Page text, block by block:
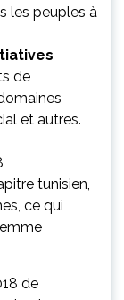
les peuples à
de
et autres.
tunisien,
ce qui
de